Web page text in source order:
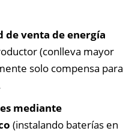
de venta de energía
(conlleva mayor
solo compensa para
mediante
(instalando baterías en